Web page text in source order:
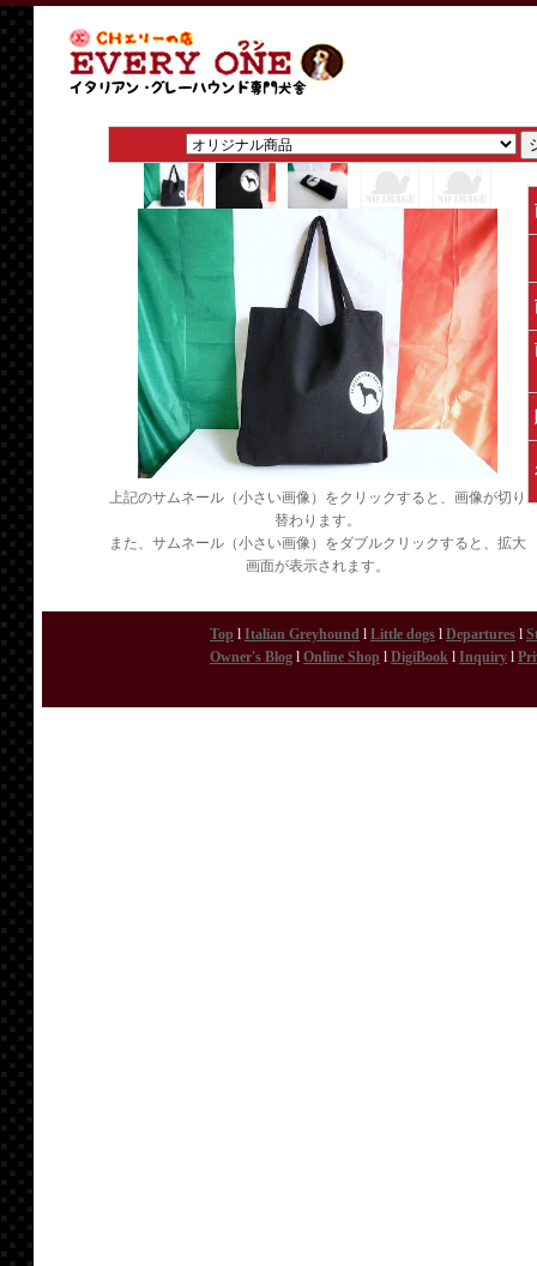
上記のサムネール（小さい画像）をクリックすると、画像が切り
替わります。
また、サムネール（小さい画像）をダブルクリックすると、拡大
画面が表示されます。
Top l Italian Greyhound l Little dogs l Departures l
Owner's Blog l Online Shop l DigiBook l Inquiry l